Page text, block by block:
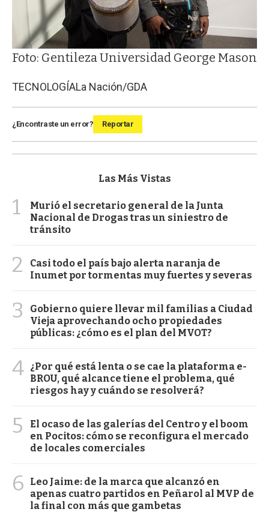
Foto: Gentileza Universidad George Mason
TECNOLOGÍALa Nación/GDA
¿Encontraste un error? Reportar
Las Más Vistas
1
Murió el secretario general de la Junta
Nacional de Drogas tras un siniestro de
tránsito
2
Casi todo el país bajo alerta naranja de
Inumet por tormentas muy fuertes y severas
3
Gobierno quiere llevar mil familias a Ciudad
Vieja aprovechando ocho propiedades
públicas: ¿cómo es el plan del MVOT?
4 ¿Por qué está lenta o se cae la plataforma e-
BROU, qué alcance tiene el problema, qué
riesgos hay y cuándo se resolverá?
5
El ocaso de las galerías del Centro y el boom
en Pocitos: cómo se reconfigura el mercado
de locales comerciales
6
Leo Jaime: de la marca que alcanzó en
apenas cuatro partidos en Peñarol al MVP de
la final con más que gambetas